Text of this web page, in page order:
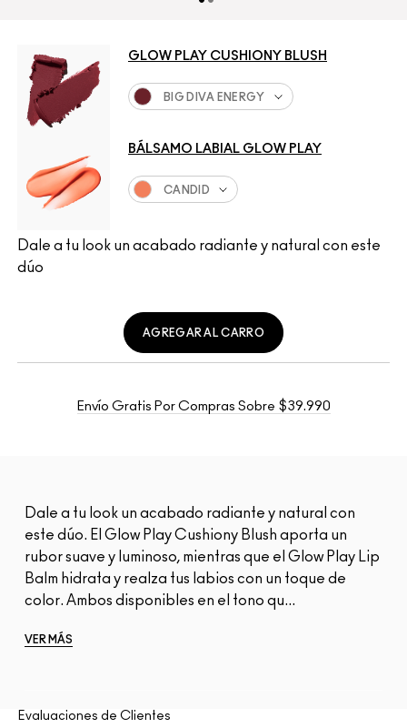
Dale a tu look un acabado radiante y natural con este
dúo
GLOW PLAY CUSHIONY BLUSH
BIG DIVA ENERGY
BÁLSAMO LABIAL GLOW PLAY
CANDID
AGREGAR AL CARRO
Envío Gratis Por Compras Sobre $39.990
Dale a tu look un acabado radiante y natural con
este dúo. El Glow Play Cushiony Blush aporta un
rubor suave y luminoso, mientras que el Glow Play Lip
Balm hidrata y realza tus labios con un toque de
color. Ambos disponibles en el tono qu...
VER MÁS
Evaluaciones de Clientes